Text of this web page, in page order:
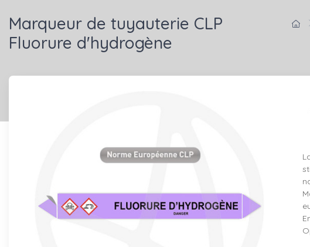
Marqueur de tuyauterie CLP
Fluorure d'hydrogène